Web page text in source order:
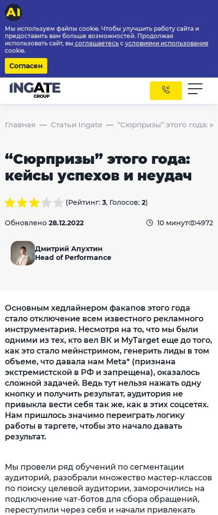
Мы используем файлы cookie. Чтобы улучшить работу сайта и
предоставить вам больше возможностей. Продолжая
использовать сайт, вы соглашаетесь с условиями использования
cookie.
Согласен
Главная Статьи Ingate “Сюрпризы” этого года:
“Сюрпризы” этого года:
кейсы успехов и неудач
(Рейтинг: 3, Голосов: 2)
Обновлено 28.12.2022 10 минут 4972
Дмитрий Апухтин
Head of Performance
Основным хедлайнером факапов этого года
стало отключение всем известного рекламного
инструментария. Несмотря на то, что мы были
одними из тех, кто вел ВК и MyTarget еще до того,
как это стало мейнстримом, генерить лиды в том
объеме, что давала нам Meta* (признана
экстремистской в РФ и запрещена), оказалось
сложной задачей. Ведь тут нельзя нажать одну
кнопку и получить результат, аудитория не
привыкла вести себя так же, как в этих соцсетях.
Нам пришлось значимо переиграть логику
работы в таргете, чтобы это начало давать
результат.
Мы провели ряд обучений по сегментации
аудиторий, разобрали множество мастер-классов
по поиску целевой аудитории, заморочились на
подключение чат-ботов для сбора обращений,
переступили через себя и начали привлекать